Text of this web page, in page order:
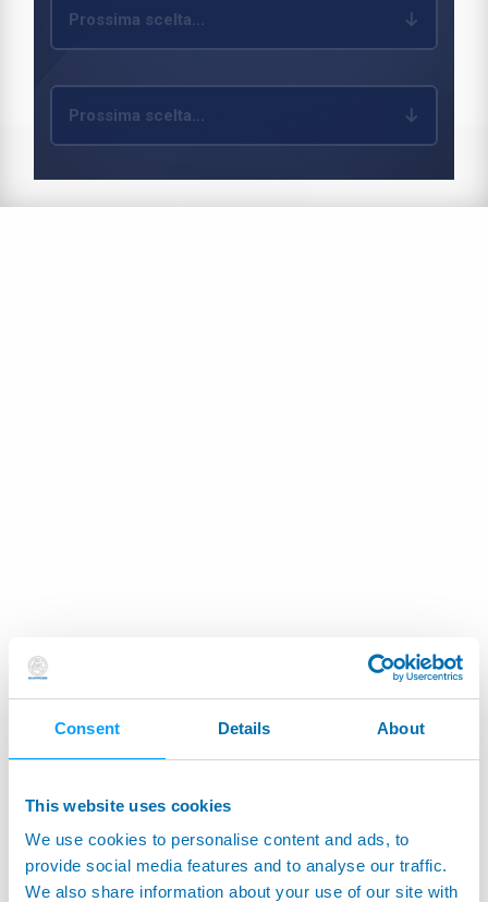
Consent Details About
This website uses cookies
We use cookies to personalise content and ads, to
provide social media features and to analyse our traffic.
We also share information about your use of our site with
Prossima scelta...
Prossima scelta...